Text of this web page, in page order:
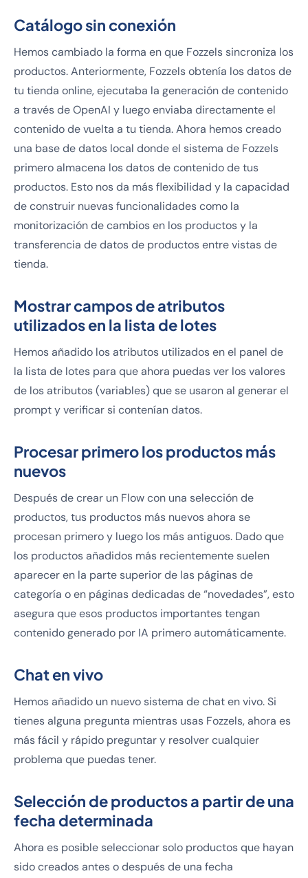
Catálogo sin conexión
Hemos cambiado la forma en que Fozzels sincroniza los
productos. Anteriormente, Fozzels obtenía los datos de
tu tienda online, ejecutaba la generación de contenido
a través de OpenAI y luego enviaba directamente el
contenido de vuelta a tu tienda. Ahora hemos creado
una base de datos local donde el sistema de Fozzels
primero almacena los datos de contenido de tus
productos. Esto nos da más flexibilidad y la capacidad
de construir nuevas funcionalidades como la
monitorización de cambios en los productos y la
transferencia de datos de productos entre vistas de
tienda.
Mostrar campos de atributos
utilizados en la lista de lotes
Hemos añadido los atributos utilizados en el panel de
la lista de lotes para que ahora puedas ver los valores
de los atributos (variables) que se usaron al generar el
prompt y verificar si contenían datos.
Procesar primero los productos más
nuevos
Después de crear un Flow con una selección de
productos, tus productos más nuevos ahora se
procesan primero y luego los más antiguos. Dado que
los productos añadidos más recientemente suelen
aparecer en la parte superior de las páginas de
categoría o en páginas dedicadas de “novedades”, esto
asegura que esos productos importantes tengan
contenido generado por IA primero automáticamente.
Chat en vivo
Hemos añadido un nuevo sistema de chat en vivo. Si
tienes alguna pregunta mientras usas Fozzels, ahora es
más fácil y rápido preguntar y resolver cualquier
problema que puedas tener.
Selección de productos a partir de una
fecha determinada
Ahora es posible seleccionar solo productos que hayan
sido creados antes o después de una fecha